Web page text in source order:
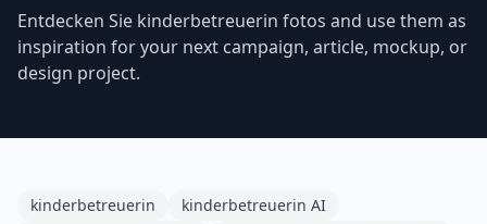
Entdecken Sie kinderbetreuerin fotos and use them as
inspiration for your next campaign, article, mockup, or
design project.
kinderbetreuerin
kinderbetreuerin AI